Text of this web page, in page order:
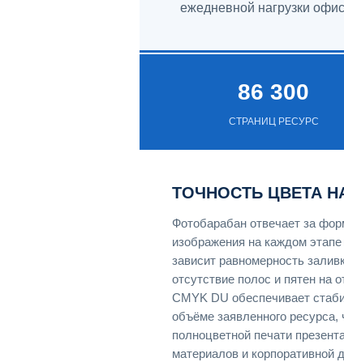
ежедневной нагрузки
86 300
СТРАНИЦ РЕСУРС
ТОЧНОСТЬ ЦВЕТА
Фотобарабан отвечает за
изображения на каждом
зависит равномерность
отсутствие полос и пятен на
CMYK DU обеспечивает
объёме заявленного ресурса,
полноцветной печати
материалов и корпоративной